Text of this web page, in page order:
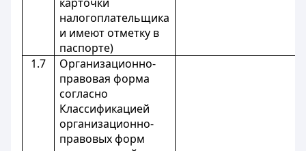
налогоплательщика
и имеют отметку в
паспорте)
1.7
Организационно-
правовая форма
согласно
Классификацией
организационно-
правовых форм